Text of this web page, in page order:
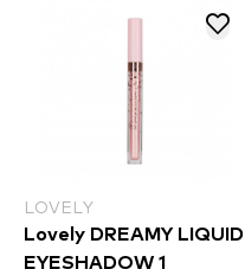
LOVELY
Lovely DREAMY LIQUID
EYESHADOW 1